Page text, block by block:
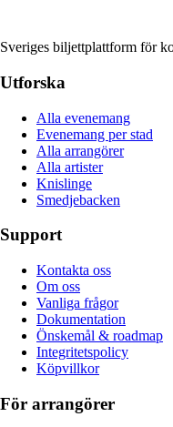
Sveriges biljettplattform för
Utforska
Alla evenemang
Evenemang per stad
Alla arrangörer
Alla artister
Knislinge
Smedjebacken
Support
Kontakta oss
Om oss
Vanliga frågor
Dokumentation
Önskemål & roadmap
Integritetspolicy
Köpvillkor
För arrangörer